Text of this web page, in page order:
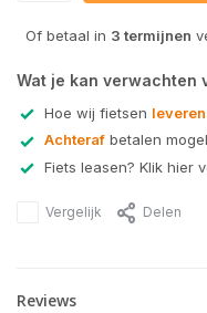
Of betaal in 3 termijnen
Wat je kan verwachten
Hoe wij fietsen leveren
Achteraf betalen
Fiets leasen? Klik hier
Vergelijk Delen
Reviews